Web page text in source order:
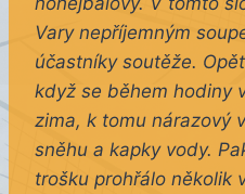
Vary nepříjemným
účastníky soutěže.
když se během hodiny
zima, k tomu nárazový
sněhu a kapky vody.
trošku prohřálo několik